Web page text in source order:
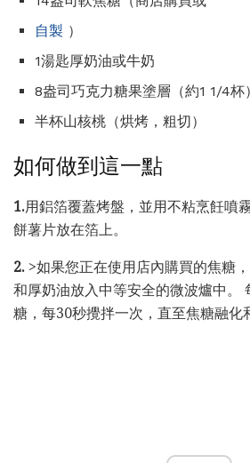
自製 ）
1湯匙厚奶油或牛奶
8盎司巧克力糖果塗層（約1 1/4杯）
半杯山核桃（烘烤，粗切）
如何做到這一點
1.用鋁箔覆蓋烤盤，並用不粘烹飪噴
餅薯片放在箔上。
2. >如果您正在使用店內購買的焦糖
和厚奶油放入中等安全的微波爐中。
糖，每30秒攪拌一次，直至焦糖融化